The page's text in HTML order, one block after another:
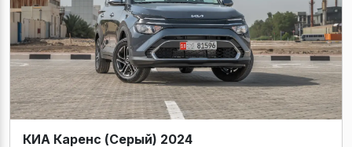
КИА Каренс (Серый) 2024